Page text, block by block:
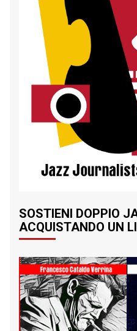
SOSTIENI DOPPIO
ACQUISTANDO UN